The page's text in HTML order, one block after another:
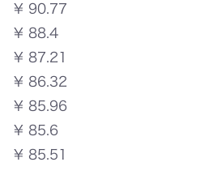
¥ 90.77
¥ 88.4
¥ 87.21
¥ 86.32
¥ 85.96
¥ 85.6
¥ 85.51